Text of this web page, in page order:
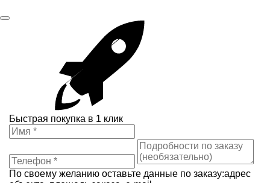
Быстрая покупка в 1 клик
По своему желанию оставьте данные по заказу:адрес